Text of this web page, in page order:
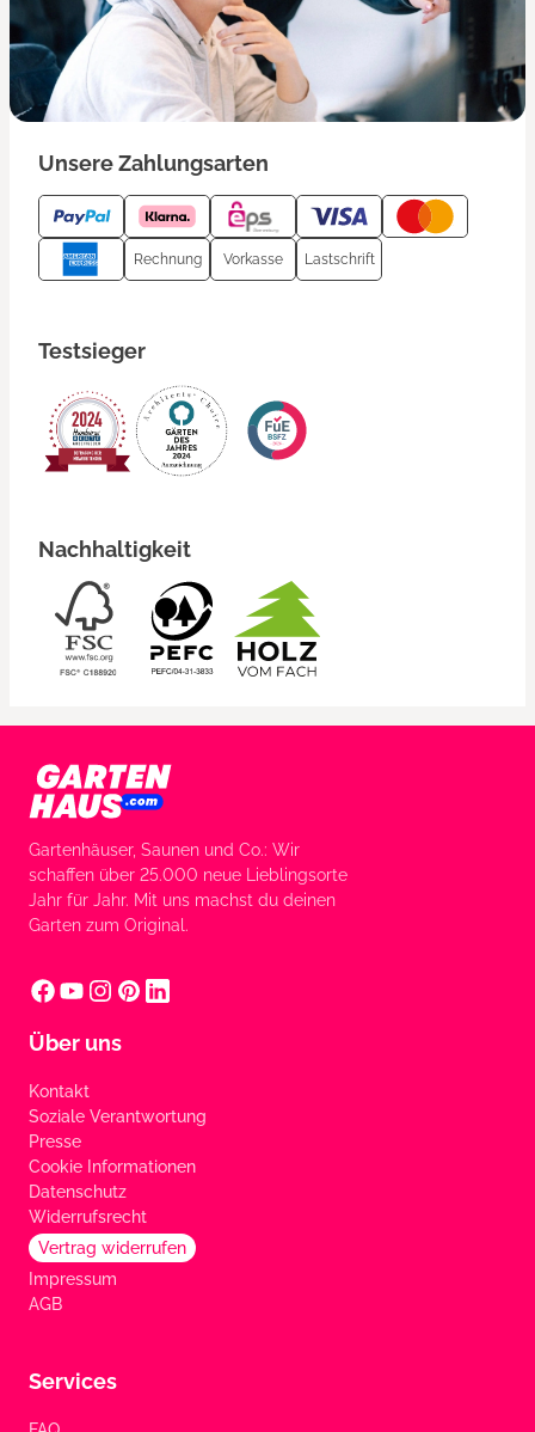
Unsere Zahlungsarten
Rechnung Vorkasse Lastschrift
Testsieger
Nachhaltigkeit
Gartenhäuser, Saunen und Co.: Wir
schaffen über 25.000 neue Lieblingsorte
Jahr für Jahr. Mit uns machst du deinen
Garten zum Original.
Über uns
Kontakt
Soziale Verantwortung
Presse
Cookie Informationen
Datenschutz
Widerrufsrecht
Vertrag widerrufen
Impressum
AGB
Services